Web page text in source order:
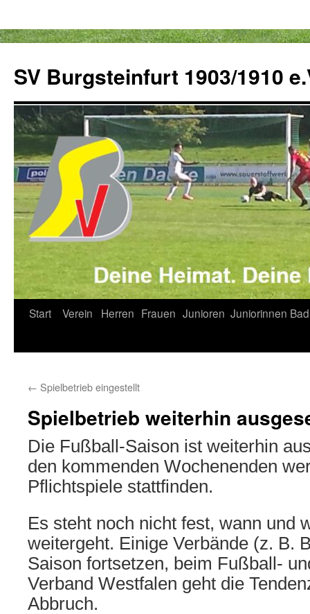
springen
SV Burgsteinfurt 1903/1910
Start Verein Herren Frauen Junioren Juniorinnen
← Spielbetrieb eingestellt
Spielbetrieb weiterhin
Die Fußball-Saison ist weiterhin
den kommenden Wochenenden
Pflichtspiele stattfinden.
Es steht noch nicht fest, wann und
weitergeht. Einige Verbände (z. B.
Saison fortsetzen, beim Fußball-
Verband Westfalen geht die
Abbruch.